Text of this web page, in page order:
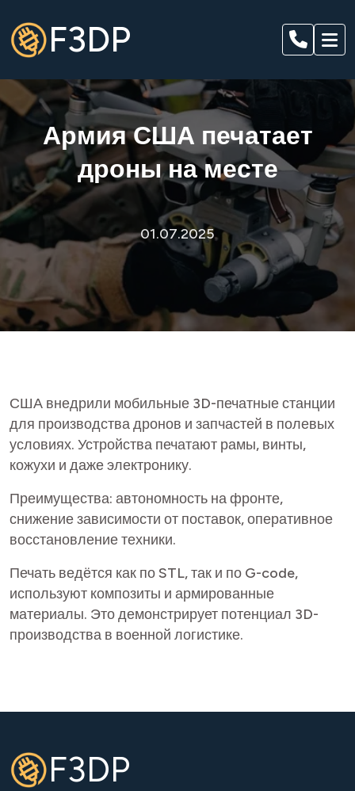
F3DP
Армия США печатает
дроны на месте
01.07.2025
США внедрили мобильные 3D-печатные станции
для производства дронов и запчастей в полевых
условиях. Устройства печатают рамы, винты,
кожухи и даже электронику.
Преимущества: автономность на фронте,
снижение зависимости от поставок, оперативное
восстановление техники.
Печать ведётся как по STL, так и по G-code,
используют композиты и армированные
материалы. Это демонстрирует потенциал 3D-
производства в военной логистике.
F3DP